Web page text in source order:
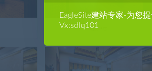
EagleSite建站专家-为您
Vx:sdlq101